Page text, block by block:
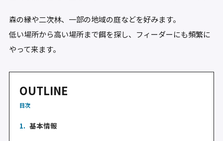
森の縁や二次林、一部の地域の庭などを好みます。
低い場所から高い場所まで餌を探し、フィーダーにも頻繁に
やって来ます。
OUTLINE
目次
1. 基本情報